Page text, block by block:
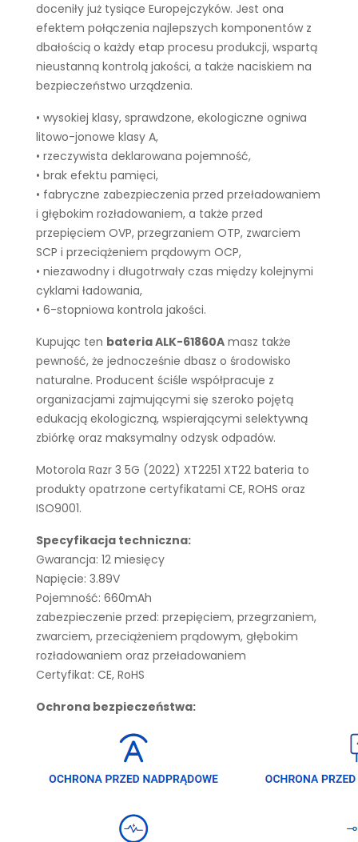
doceniły już tysiące Europejczyków. Jest ona
efektem połączenia najlepszych komponentów z
dbałością o każdy etap procesu produkcji, wspartą
nieustanną kontrolą jakości, a także naciskiem na
bezpieczeństwo urządzenia.
• wysokiej klasy, sprawdzone, ekologiczne ogniwa
litowo-jonowe klasy A,
• rzeczywista deklarowana pojemność,
• brak efektu pamięci,
• fabryczne zabezpieczenia przed przeładowaniem
i głębokim rozładowaniem, a także przed
przepięciem OVP, przegrzaniem OTP, zwarciem
SCP i przeciążeniem prądowym OCP,
• niezawodny i długotrwały czas między kolejnymi
cyklami ładowania,
• 6-stopniowa kontrola jakości.
Kupując ten bateria ALK-61860A masz także
pewność, że jednocześnie dbasz o środowisko
naturalne. Producent ściśle współpracuje z
organizacjami zajmującymi się szeroko pojętą
edukacją ekologiczną, wspierającymi selektywną
zbiórkę oraz maksymalny odzysk odpadów.
Motorola Razr 3 5G (2022) XT2251 XT22 bateria to
produkty opatrzone certyfikatami CE, ROHS oraz
ISO9001.
Specyfikacja techniczna:
Gwarancja: 12 miesięcy
Napięcie: 3.89V
Pojemność: 660mAh
zabezpieczenie przed: przepięciem, przegrzaniem,
zwarciem, przeciążeniem prądowym, głębokim
rozładowaniem oraz przeładowaniem
Certyfikat: CE, RoHS
Ochrona bezpieczeństwa: